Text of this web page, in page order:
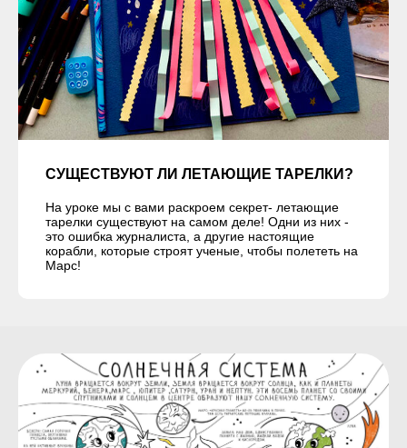
СУЩЕСТВУЮТ ЛИ ЛЕТАЮЩИЕ ТАРЕЛКИ?
На уроке мы с вами раскроем секрет- летающие
тарелки существуют на самом деле! Одни из них -
это ошибка журналиста, а другие настоящие
корабли, которые строят ученые, чтобы полететь на
Марс!